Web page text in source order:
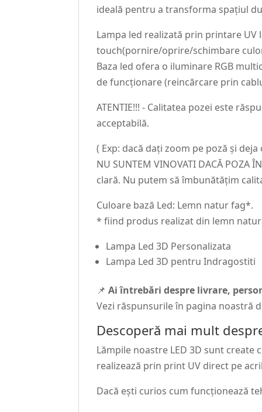
ideală pentru a transforma spațiul
Lampa led realizată prin printare UV
touch(pornire/oprire/schimbare
Baza led ofera o iluminare RGB
de funcționare (reincărcare prin
ATENTIE!!! - Calitatea pozei este
acceptabilă.
( Exp: dacă dați zoom pe poză și
NU SUNTEM VINOVATI DACĂ POZA
clară. Nu putem să îmbunătățim
Culoare bază Led: Lemn natur fag*.
* fiind produs realizat din lemn
Lampa Led 3D Personalizata
Lampa Led 3D pentru Indragostiti
📌Ai întrebări despre livrare,
Vezi răspunsurile în pagina noastră
Descoperă mai mult
Lămpile noastre LED 3D sunt
realizează prin print UV direct pe
Dacă ești curios cum funcționează